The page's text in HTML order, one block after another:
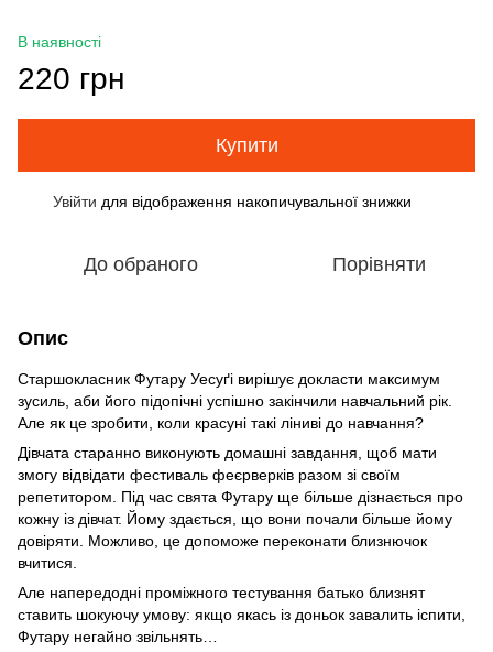
В наявності
220 грн
Купити
Увійти для відображення накопичувальної знижки
До обраного Порівняти
Опис
Старшокласник Футару Уесуґі вирішує докласти максимум
зусиль, аби його підопічні успішно закінчили навчальний рік.
Але як це зробити, коли красуні такі ліниві до навчання?
Дівчата старанно виконують домашні завдання, щоб мати
змогу відвідати фестиваль феєрверків разом зі своїм
репетитором. Під час свята Футару ще більше дізнається про
кожну із дівчат. Йому здається, що вони почали більше йому
довіряти. Можливо, це допоможе переконати близнючок
вчитися.
Але напередодні проміжного тестування батько близнят
ставить шокуючу умову: якщо якась із доньок завалить іспити,
Футару негайно звільнять…